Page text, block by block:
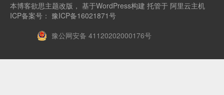
本博客欲思主题改版， 基于WordPress构建 托管于 阿里云主机
ICP备案号： 豫ICP备16021871号
豫公网安备 41120202000176号